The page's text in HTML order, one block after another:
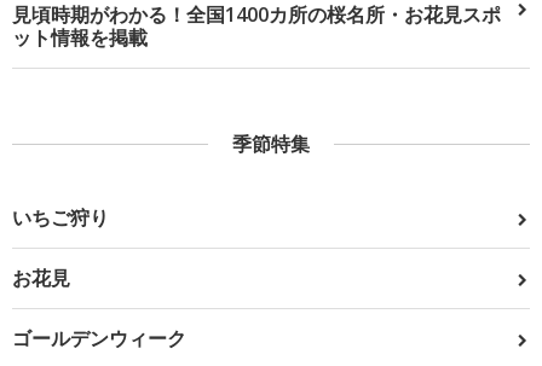
見頃時期がわかる！全国1400カ所の桜名所・お花見スポ
ット情報を掲載
季節特集
いちご狩り
お花見
ゴールデンウィーク